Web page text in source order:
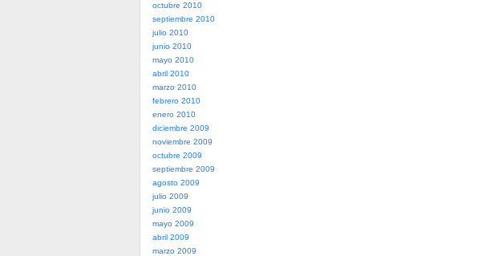
octubre 2010
septiembre 2010
julio 2010
junio 2010
mayo 2010
abril 2010
marzo 2010
febrero 2010
enero 2010
diciembre 2009
noviembre 2009
octubre 2009
septiembre 2009
agosto 2009
julio 2009
junio 2009
mayo 2009
abril 2009
marzo 2009